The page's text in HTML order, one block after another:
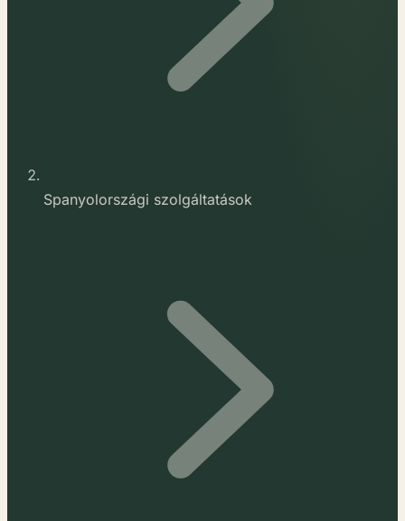
Spanyolországi szolgáltatások